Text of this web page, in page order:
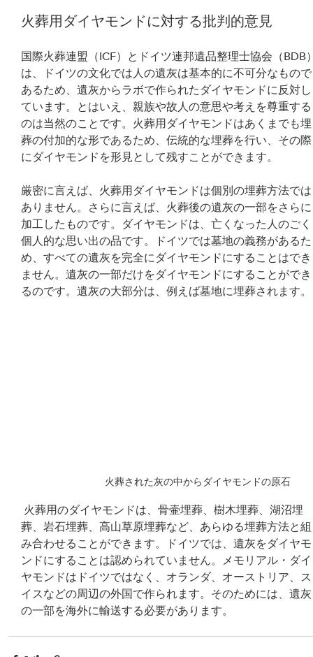
火葬用ダイヤモンドに対する批判的意見
国際火葬連盟（ICF）とドイツ連邦遺品整理士協会（BDB
は、ドイツの文化では人の遺灰は基本的に不可分なもので
あるため、遺灰からラボで作られたダイヤモンドに反対し
ています。とはいえ、親族や故人の意思や考えを尊重する
のは当然のことです。火葬用ダイヤモンドはあくまでも埋
葬の付加的な形であるため、伝統的な埋葬を行い、その際
にダイヤモンドを形見として残すことができます。
厳密に言えば、火葬用ダイヤモンドは個別の埋葬方法では
ありません。さらに言えば、火葬後の遺灰の一部をさらに
加工したものです。ダイヤモンドは、亡くなった人のごく
個人的な思い出の品です。ドイツでは墓地の義務があるた
め、すべての遺灰を完全にダイヤモンドにすることはでき
ません。遺灰の一部だけをダイヤモンドにすることができ
るのです。遺灰の大部分は、例えば墓地に埋葬されます。
火葬された灰の中からダイヤモンドの原石
葬、岩石埋葬、高山草原埋葬など、あらゆる埋葬方法と組
み合わせることができます。ドイツでは、遺灰をダイヤモ
ンドにすることは認められていません。メモリアル・ダイ
ヤモンドはドイツではなく、オランダ、オーストリア、ス
イスなどの周辺の外国で作られます。そのためには、遺灰
の一部を海外に輸送する必要があります。